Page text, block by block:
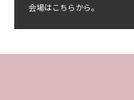
会場はこちらから。